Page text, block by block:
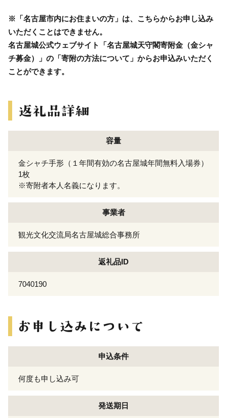
※「名古屋市内にお住まいの方」は、こちらからお申し込み
いただくことはできません。
名古屋城公式ウェブサイト「名古屋城天守閣寄附金（金シャ
チ募金）」の「寄附の方法について」からお申込みいただく
ことができます。
容量
金シャチ手形（１年間有効の名古屋城年間無料入場券）
1枚
※寄附者本人名義になります。
事業者
観光文化交流局名古屋城総合事務所
返礼品ID
7040190
申込条件
何度も申し込み可
発送期日